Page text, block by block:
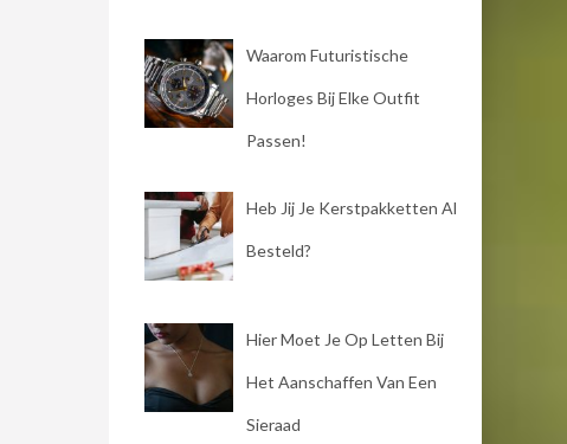
Waarom Futuristische
Horloges Bij Elke Outfit
Passen!
Heb Jij Je Kerstpakketten Al
Besteld?
Hier Moet Je Op Letten Bij
Het Aanschaffen Van Een
Sieraad